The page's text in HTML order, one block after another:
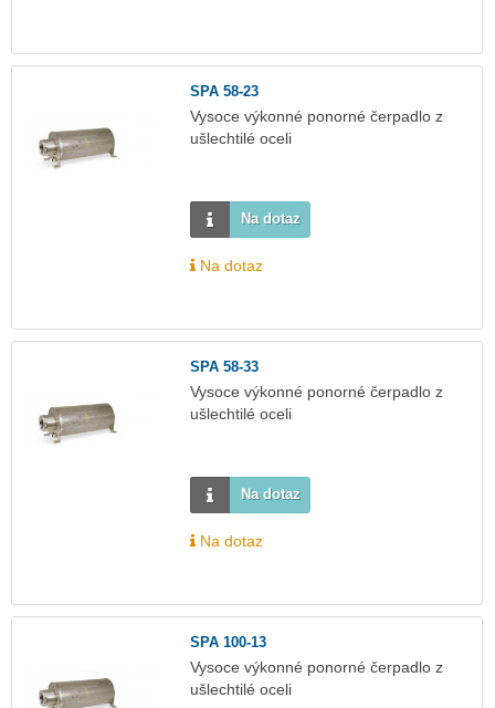
SPA 58-23
Vysoce výkonné ponorné čerpadlo z
ušlechtilé oceli
Na dotaz
Na dotaz
SPA 58-33
Vysoce výkonné ponorné čerpadlo z
ušlechtilé oceli
Na dotaz
Na dotaz
SPA 100-13
Vysoce výkonné ponorné čerpadlo z
ušlechtilé oceli